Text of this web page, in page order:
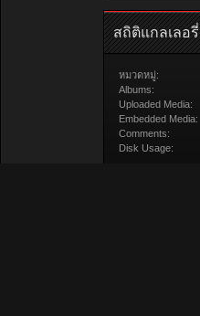
สถิติแกลเลอรี่
หมวดหมู่:
Albums:
Uploaded Media:
Embedded Media:
Comments:
Disk Usage: